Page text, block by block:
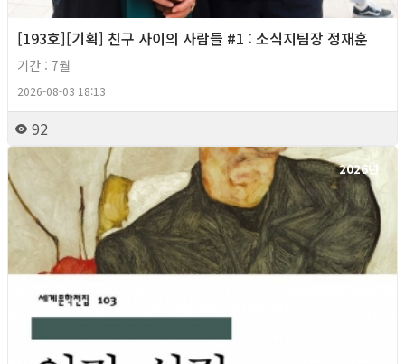
[193호][기획] 친구 사이의 사람들 #1 : 소식지팀장 정재훈
기간 : 7월
2026-08-03 18:13
92
2026년